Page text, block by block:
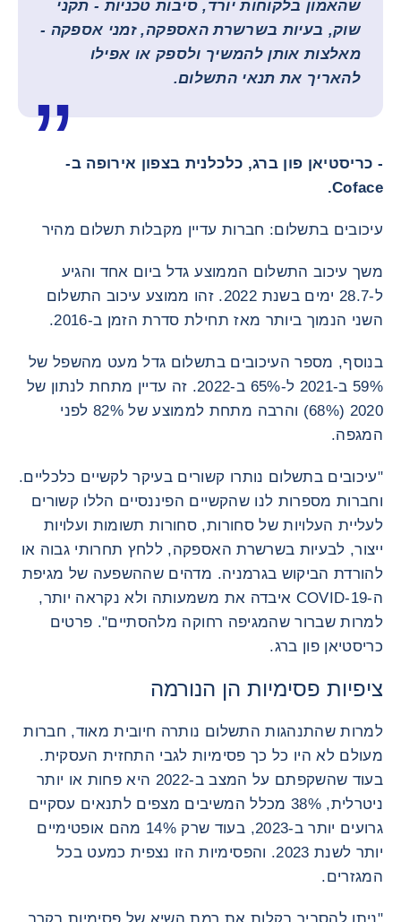
שהאמון בלקוחות יורד, סיבות טכניות - תקני
שוק, בעיות בשרשרת האספקה, זמני אספקה ​​-
מאלצות אותן להמשיך ולספק או אפילו
להאריך את תנאי התשלום.
- כריסטיאן פון ברג, כלכלנית בצפון אירופה ב-
Coface.
עיכובים בתשלום: חברות עדיין מקבלות תשלום מהיר
משך עיכוב התשלום הממוצע גדל ביום אחד והגיע
ל-28.7 ימים בשנת 2022. זהו ממוצע עיכוב התשלום
השני הנמוך ביותר מאז תחילת סדרת הזמן ב-2016.
בנוסף, מספר העיכובים בתשלום גדל מעט מהשפל של
59% ב-2021 ל-65% ב-2022. זה עדיין מתחת לנתון של
2020 (68%) והרבה מתחת לממוצע של 82% לפני
המגפה.
"עיכובים בתשלום נותרו קשורים בעיקר לקשיים כלכליים.
וחברות מספרות לנו שהקשיים הפיננסיים הללו קשורים
לעליית העלויות של סחורות, סחורות תשומות ועלויות
ייצור, לבעיות בשרשרת האספקה, ללחץ תחרותי גבוה או
להורדת הביקוש בגרמניה. מדהים שההשפעה של מגיפת
ה-COVID-19 איבדה את משמעותה ולא נקראה יותר,
למרות שברור שהמגיפה רחוקה מלהסתיים". פרטים
כריסטיאן פון ברג.
ציפיות פסימיות הן הנורמה
למרות שהתנהגות התשלום נותרה חיובית מאוד, חברות
מעולם לא היו כל כך פסימיות לגבי התחזית העסקית.
בעוד שהשקפתם על המצב ב-2022 היא פחות או יותר
ניטרלית, 38% מכלל המשיבים מצפים לתנאים עסקיים
גרועים יותר ב-2023, בעוד שרק 14% מהם אופטימיים
יותר לשנת 2023. והפסימיות הזו נצפית כמעט בכל
המגזרים.